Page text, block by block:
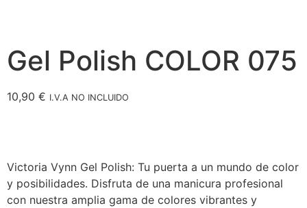
Gel Polish COLOR 075
10,90 € I.V.A NO INCLUIDO
Victoria Vynn Gel Polish: Tu puerta a un mundo de color
y posibilidades. Disfruta de una manicura profesional
con nuestra amplia gama de colores vibrantes y